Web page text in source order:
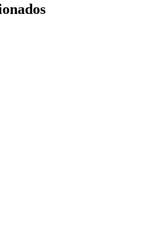
histórias, refletir uma sociedade